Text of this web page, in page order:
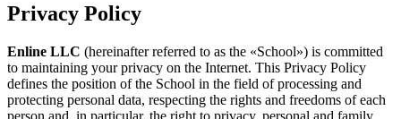
Privacy Policy
Enline LLC (hereinafter referred to as the «School») is committed
to maintaining your privacy on the Internet. This Privacy Policy
defines the position of the School in the field of processing and
protecting personal data, respecting the rights and freedoms of each
person and, in particular, the right to privacy, personal and family